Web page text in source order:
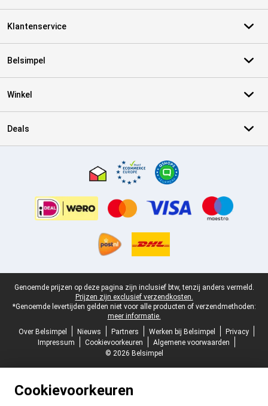
Klantenservice
Belsimpel
Winkel
Deals
Juridische voettekst
Genoemde prijzen op deze pagina zijn inclusief btw, tenzij anders vermeld.
Prijzen zijn exclusief verzendkosten.
*Genoemde levertijden gelden niet voor alle producten of verzendmethoden:
meer informatie.
Over Belsimpel
Nieuws Partners Werken bij Belsimpel
Privacy
Impressum
Cookievoorkeuren
Algemene voorwaarden
© 2026 Belsimpel
Cookievoorkeuren